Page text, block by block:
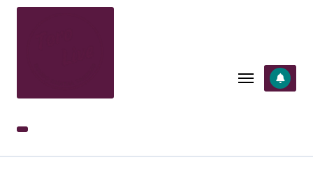
SALTAR